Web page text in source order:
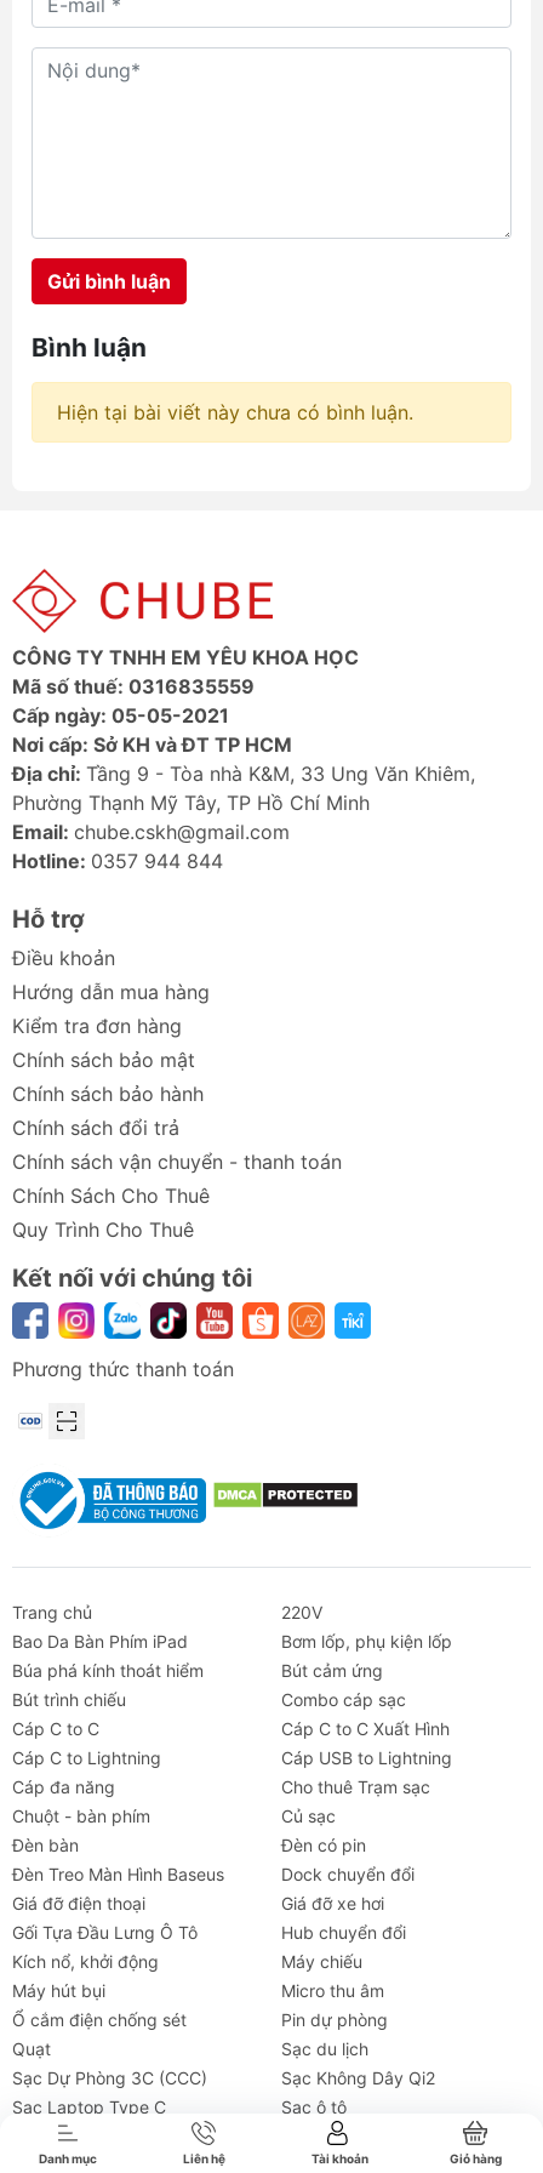
Tai nghe Máy chiếu Cho thuê
so sánh quạt đeo hông Jisulife và
Aecooly với ba đại diện tiêu biểu
hoàn toàn khác nhau từ học
Gửi bình luận
Bình luận
Hiện tại bài viết này chưa có bình luận.
CÔNG TY TNHH EM YÊU KHOA HỌC
Mã số thuế: 0316835559
Cấp ngày: 05-05-2021
Nơi cấp: Sở KH và ĐT TP HCM
Địa chỉ: Tầng 9 - Tòa nhà K&M, 33 Ung Văn Khiêm,
Phường Thạnh Mỹ Tây, TP Hồ Chí Minh
Email: chube.cskh@gmail.com
Hotline: 0357 944 844
Hỗ trợ
Điều khoản
Hướng dẫn mua hàng
Kiểm tra đơn hàng
Chính sách bảo mật
Chính sách bảo hành
Chính sách đổi trả
Chính sách vận chuyển - thanh toán
Chính Sách Cho Thuê
Quy Trình Cho Thuê
Kết nối với chúng tôi
Phương thức thanh toán
Trang chủ
220V
Bao Da Bàn Phím iPad
Bơm lốp, phụ kiện lốp
Búa phá kính thoát hiểm
Bút cảm ứng
Bút trình chiếu
Combo cáp sạc
Cáp C to C
Cáp C to C Xuất Hình
Cáp C to Lightning
Cáp USB to Lightning
Cáp đa năng
Cho thuê Trạm sạc
Chuột - bàn phím
Củ sạc
Đèn bàn
Đèn có pin
Đèn Treo Màn Hình Baseus
Dock chuyển đổi
Giá đỡ điện thoại
Giá đỡ xe hơi
Gối Tựa Đầu Lưng Ô Tô
Hub chuyển đổi
Kích nổ, khởi động
Máy chiếu
Máy hút bụi
Micro thu âm
Ổ cắm điện chống sét
Pin dự phòng
Quạt
Sạc du lịch
Sạc Dự Phòng 3C (CCC)
Sạc Không Dây Qi2
Sạc Laptop Type C
Sạc ô tô
Tai nghe Baseus
Tiện ích ô tô
Túi Chống Nước Điện Thoại
Trạm sạc dự phòng
Danh mục Liên hệ Tài khoản Giỏ hàng